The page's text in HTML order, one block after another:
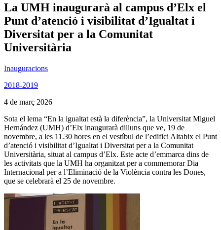
La UMH inaugurarà al campus d’Elx el
Punt d’atenció i visibilitat d’Igualtat i
Diversitat per a la Comunitat
Universitària
Inauguracions
2018-2019
4 de març 2026
Sota el lema “En la igualtat està la diferència”, la Universitat Miguel
Hernández (UMH) d’Elx inaugurarà dilluns que ve, 19 de
novembre, a les 11.30 hores en el vestíbul de l’edifici Altabix el Punt
d’atenció i visibilitat d’Igualtat i Diversitat per a la Comunitat
Universitària, situat al campus d’Elx. Este acte d’emmarca dins de
les activitats que la UMH ha organitzat per a commemorar Dia
Internacional per a l’Eliminació de la Violència contra les Dones,
que se celebrarà el 25 de novembre.